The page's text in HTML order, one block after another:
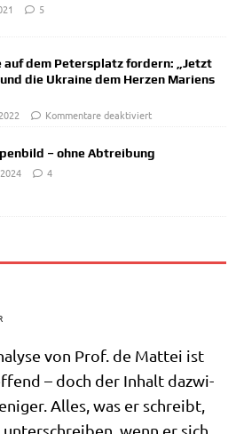
5
auf dem Petersplatz fordern: „Jetzt
die Ukraine dem Herzen Mariens
Kommentare deaktiviert
– ohne Abtreibung
4
von Prof. de Mat­tei ist
– doch der Inhalt dazwi­
Alles, was er schreibt,
wenn er sich